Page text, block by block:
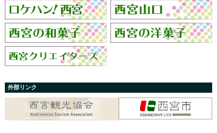
外部リンク